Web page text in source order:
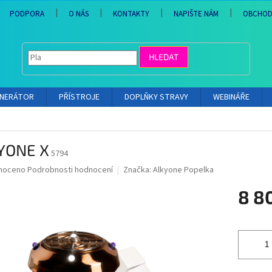
PODPORA O NÁS KONTAKTY NAPIŠTE NÁM
HLEDAT
PŘÍSTROJE DOPLŇKY STRAVY WEBINÁŘE
X 5794
Podrobnosti hodnocení Značka: Alkyone Popelka
8
cena: